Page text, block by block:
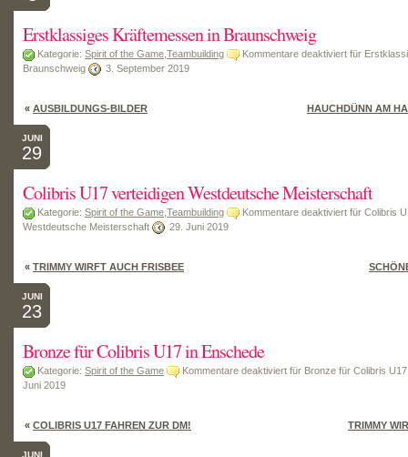
Erstklassiges Kräftemessen in Braunschweig
Kategorie: Spirit of the Game Teambuilding Kommentare deaktiviert für
Braunschweig
3. September 2019
« AUSBILDUNGS-BILDER HAUCHDÜNN AM
JUNI
29
Colibris U17 verteidigen Westdeutsche Meisterschaft
Kategorie: Spirit of the Game Teambuilding Kommentare deaktiviert für Colibris
Westdeutsche Meisterschaft
29. Juni 2019
« TRIMMY WIRFT AUCH FRISBEE
JUNI
23
Bronze für Colibris U17 in Enschede
Kategorie: Spirit of the Game Kommentare deaktiviert für Bronze für Colibris
Juni 2019
« COLIBRIS U17 FAHREN ZUR DM! TRIMMY
JUNI